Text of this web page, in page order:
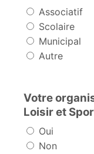
Associatif
Scolaire
Municipal
Autre
Votre
Loisir et
Oui
Non